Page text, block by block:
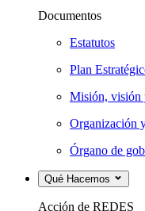
Documentos
Estatutos
Plan
Misión, visión
Organización
Órgano de
Qué Hacemos
Acción de REDES